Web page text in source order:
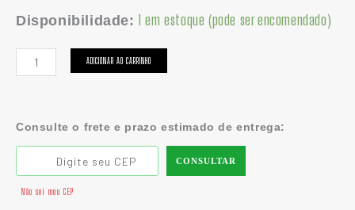
Disponibilidade: 1 em estoque (pode ser encomendado)
ADICIONAR AO CARRINHO
Consulte o frete e prazo estimado de entrega:
CONSULTAR
Não sei meu CEP